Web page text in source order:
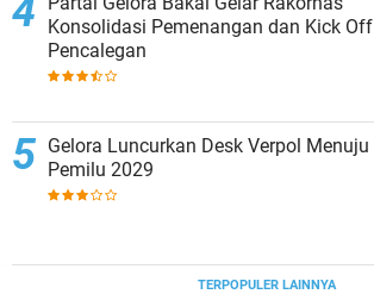
Konsolidasi Pemenangan dan Kick Off
Pencalegan
Gelora Luncurkan Desk Verpol Menuju
Pemilu 2029
TERPOPULER LAINNYA